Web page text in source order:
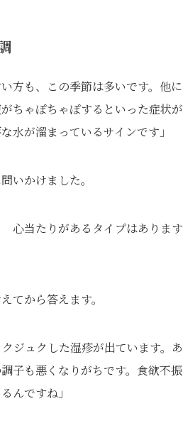
方も、この季節は多いです。他に
ちゃぽちゃぽするといった症状が
水が溜まっているサインです」
いかけました。
心当たりがあるタイプはあります
てから答えます。
ジュクした湿疹が出ています。あ
子も悪くなりがちです。食欲不振
んですね」